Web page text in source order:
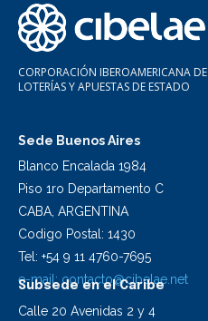
CORPORACIÓN IBEROAMERICANA DE
LOTERÍAS Y APUESTAS DE ESTADO
Sede Buenos Aires
Blanco Encalada 1984
Piso 1ro Departamento C
CABA, ARGENTINA
Codigo Postal: 1430
Tel: +54 9 11 4760-7695
e-mail: contacto@cibelae.net
Subsede en el Caribe
Calle 20 Avenidas 2 y 4